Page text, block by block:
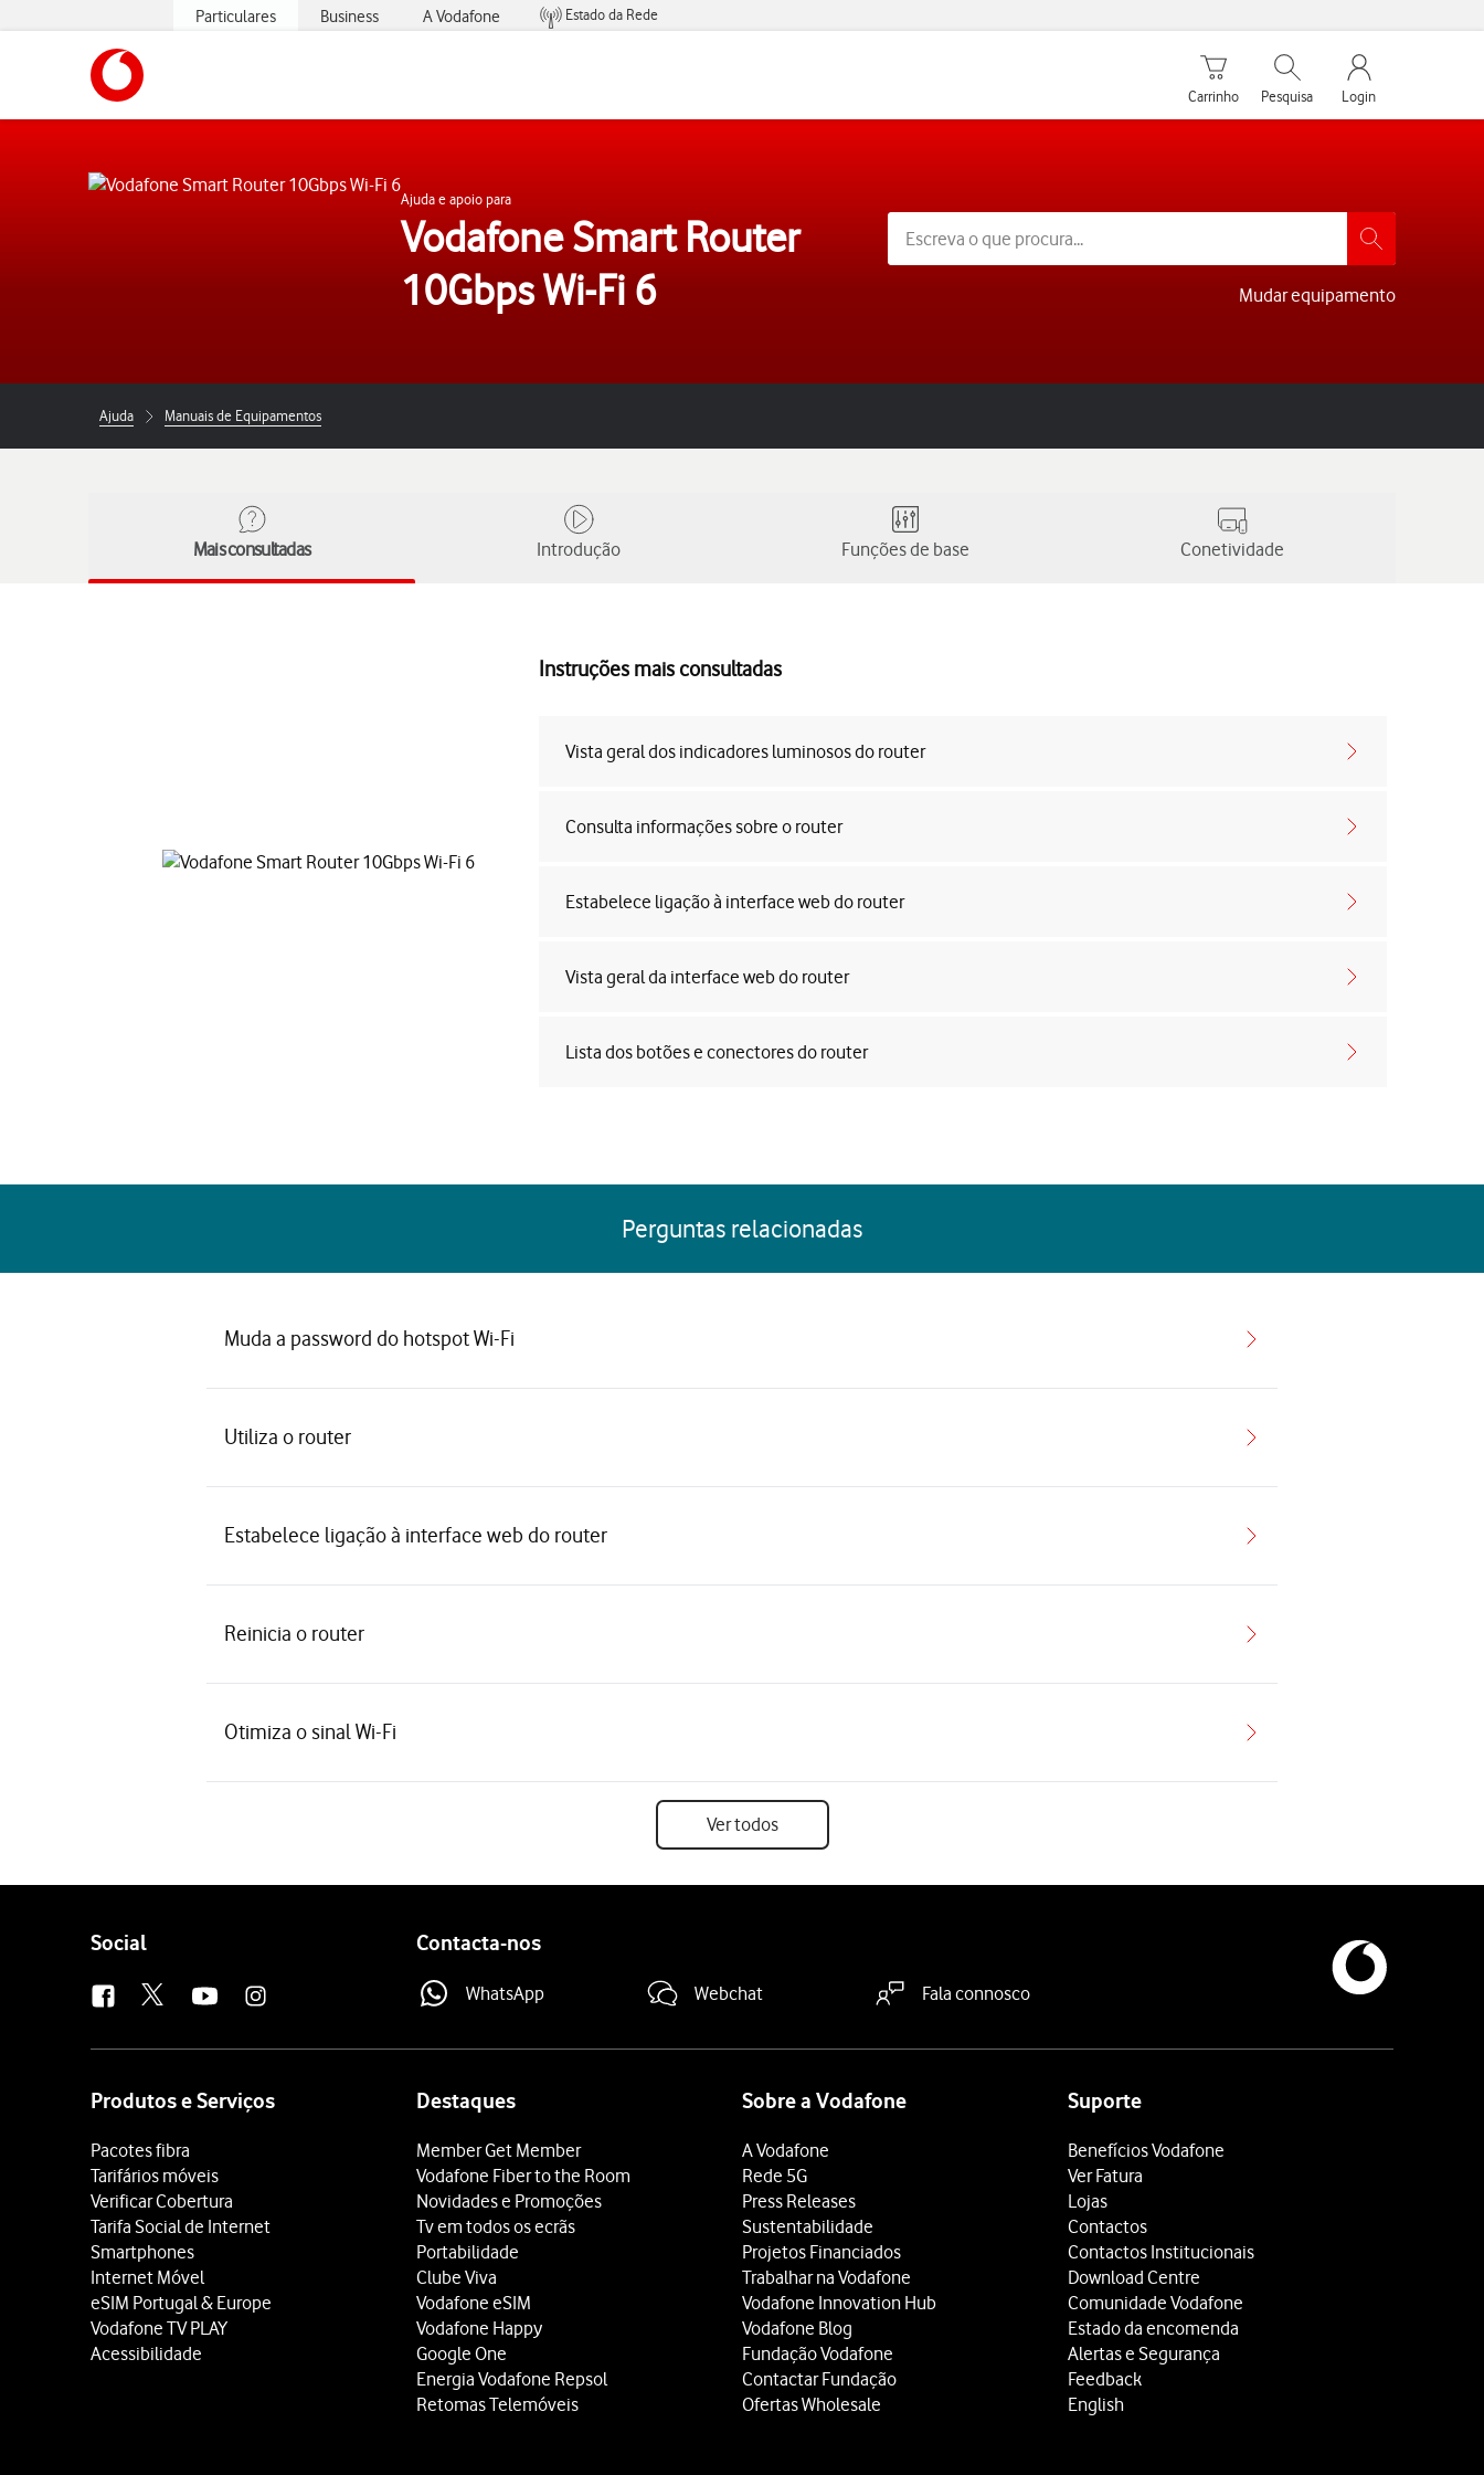
Particulares Business A Vodafone
Estado da Rede
Carrinho de compras
Carrinho
Pesquisar
Pesquisa
My Vodafone
Login
Ajuda e apoio para
Vodafone Smart Router
10Gbps Wi-Fi 6
Mudar equipamento
Ajuda Manuais de Equipamentos
Mais consultadas Introdução Funções de base Conetividade
Instruções mais consultadas
Vista geral dos indicadores luminosos do router
Consulta informações sobre o router
Estabelece ligação à interface web do router
Vista geral da interface web do router
Lista dos botões e conectores do router
Perguntas relacionadas
Muda a password do hotspot Wi-Fi
Utiliza o router
Estabelece ligação à interface web do router
Reinicia o router
Otimiza o sinal Wi-Fi
Ver todos
Follow
Social Contacta-nos
WhatsApp Webchat Fala connosco
Produtos e Serviços
Pacotes fibra
Tarifários móveis
Verificar Cobertura
Tarifa Social de Internet
Smartphones
Internet Móvel
eSIM Portugal & Europe
Vodafone TV PLAY
Acessibilidade
Destaques
Member Get Member
Vodafone Fiber to the Room
Novidades e Promoções
Tv em todos os ecrãs
Portabilidade
Clube Viva
Vodafone eSIM
Vodafone Happy
Google One
Energia Vodafone Repsol
Retomas Telemóveis
Sobre a Vodafone
A Vodafone
Rede 5G
Press Releases
Sustentabilidade
Projetos Financiados
Trabalhar na Vodafone
Vodafone Innovation Hub
Vodafone Blog
Fundação Vodafone
Contactar Fundação
Ofertas Wholesale
Suporte
Benefícios Vodafone
Ver Fatura
Lojas
Contactos
Contactos Institucionais
Download Centre
Comunidade Vodafone
Estado da encomenda
Alertas e Segurança
Feedback
English